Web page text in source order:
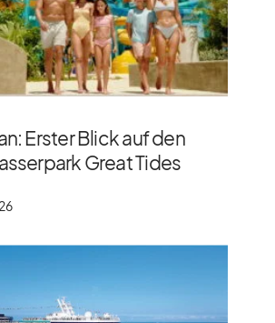
Erster Blick auf den
Great Tides